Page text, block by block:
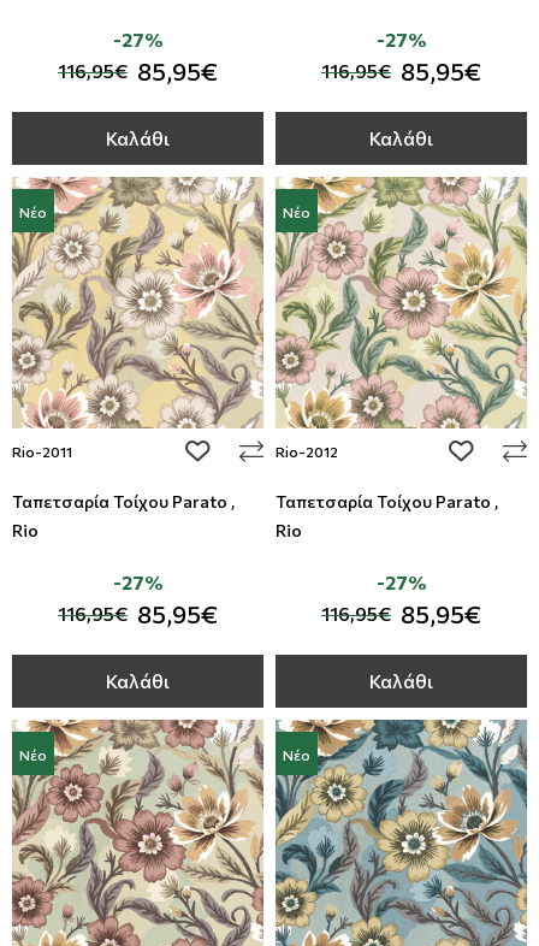
116,95€ 85,95€
-27%
Καλάθι
116,95€ 85,95€
-27%
Καλάθι
Νέο
Rio-2011 add to wishlist
Ταπετσαρία Τοίχου Parato ,
Rio
116,95€ 85,95€
-27%
Καλάθι
Νέο
Rio-2012 add to
Ταπετσαρία Τοίχου Parato ,
Rio
116,95€ 85,95€
-27%
Καλάθι
Νέο Νέο